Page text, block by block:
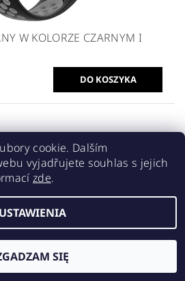
W KOLORZE CZARNYM I
cookie. Dalším
vyjadřujete souhlas s jejich
zde.
USTAWIENIA
SIĘ